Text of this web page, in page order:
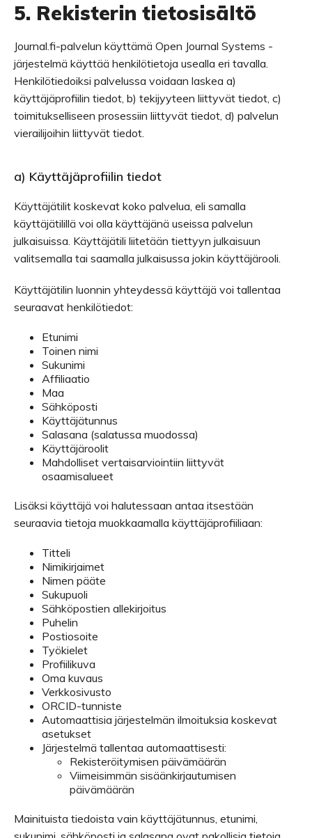
5. Rekisterin tietosisältö
Journal.fi-palvelun käyttämä Open Journal Systems -
järjestelmä käyttää henkilötietoja usealla eri tavalla.
Henkilötiedoiksi palvelussa voidaan laskea a)
käyttäjäprofiilin tiedot, b) tekijyyteen liittyvät tiedot, c)
toimitukselliseen prosessiin liittyvät tiedot, d) palvelun
vierailijoihin liittyvät tiedot.
a) Käyttäjäprofiilin tiedot
Käyttäjätilit koskevat koko palvelua, eli samalla
käyttäjätilillä voi olla käyttäjänä useissa palvelun
julkaisuissa. Käyttäjätili liitetään tiettyyn julkaisuun
valitsemalla tai saamalla julkaisussa jokin käyttäjärooli.
Käyttäjätilin luonnin yhteydessä käyttäjä voi tallentaa
seuraavat henkilötiedot:
Etunimi
Toinen nimi
Sukunimi
Affiliaatio
Maa
Sähköposti
Käyttäjätunnus
Salasana (salatussa muodossa)
Käyttäjäroolit
Mahdolliset vertaisarviointiin liittyvät
osaamisalueet
Lisäksi käyttäjä voi halutessaan antaa itsestään
seuraavia tietoja muokkaamalla käyttäjäprofiiliaan:
Titteli
Nimikirjaimet
Nimen pääte
Sukupuoli
Sähköpostien allekirjoitus
Puhelin
Postiosoite
Työkielet
Profiilikuva
Oma kuvaus
Verkkosivusto
ORCID-tunniste
Automaattisia järjestelmän ilmoituksia koskevat
asetukset
Järjestelmä tallentaa automaattisesti:
Rekisteröitymisen päivämäärän
Viimeisimmän sisäänkirjautumisen
päivämäärän
Mainituista tiedoista vain käyttäjätunnus, etunimi,